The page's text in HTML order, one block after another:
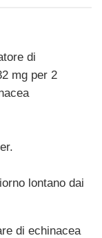
di
mg per 2
lontano dai
di echinacea